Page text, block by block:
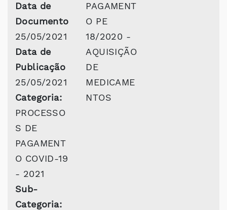
Data de
Documento
25/05/2021
Data de
Publicação
25/05/2021
Categoria:
PROCESSO
S DE
PAGAMENT
O COVID-19
- 2021
Sub-
Categoria:
PAGAMENT
O PE
18/2020 -
AQUISIÇÃO
DE
MEDICAME
NTOS